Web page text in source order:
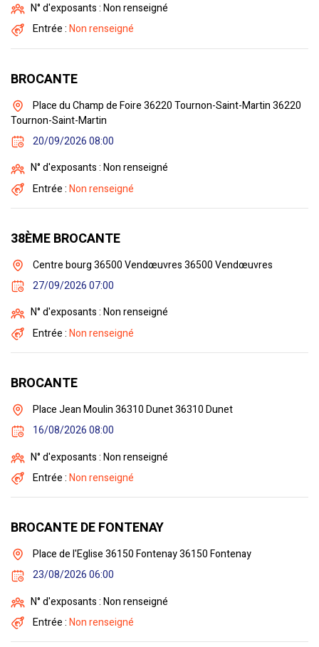
N° d'exposants : Non renseigné
Entrée :Non renseigné
BROCANTE
Place du Champ de Foire 36220 Tournon-Saint-Martin 36220
Tournon-Saint-Martin
20/09/2026 08:00
N° d'exposants : Non renseigné
Entrée :Non renseigné
38ÈME BROCANTE
Centre bourg 36500 Vendœuvres 36500 Vendœuvres
27/09/2026 07:00
N° d'exposants : Non renseigné
Entrée :Non renseigné
BROCANTE
Place Jean Moulin 36310 Dunet 36310 Dunet
16/08/2026 08:00
N° d'exposants : Non renseigné
Entrée :Non renseigné
BROCANTE DE FONTENAY
Place de l'Eglise 36150 Fontenay 36150 Fontenay
23/08/2026 06:00
N° d'exposants : Non renseigné
Entrée :Non renseigné